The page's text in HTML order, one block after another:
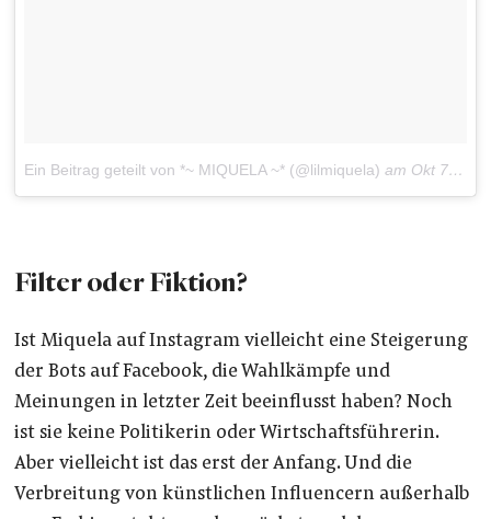
Ein Beitrag geteilt von *~ MIQUELA ~* (@lilmiquela) am Okt 7, 2017 um 2:48 PDT
Filter oder Fiktion?
Ist Miquela auf Instagram vielleicht eine Steigerung
der Bots auf Facebook, die Wahlkämpfe und
Meinungen in letzter Zeit beeinflusst haben? Noch
ist sie keine Politikerin oder Wirtschaftsführerin.
Aber vielleicht ist das erst der Anfang. Und die
Verbreitung von künstlichen Influencern außerhalb